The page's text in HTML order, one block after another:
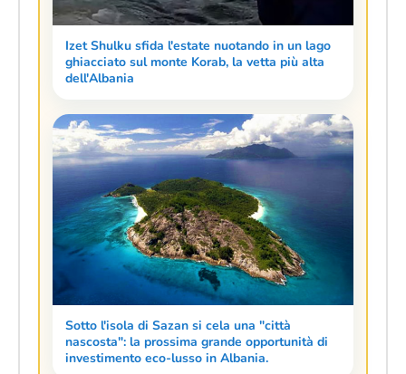
Izet Shulku sfida l'estate nuotando in un lago
ghiacciato sul monte Korab, la vetta più alta
dell'Albania
Sotto l'isola di Sazan si cela una "città
nascosta": la prossima grande opportunità di
investimento eco-lusso in Albania.